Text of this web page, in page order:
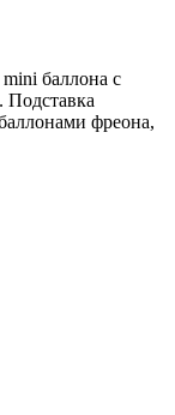
баллона с
фреона,